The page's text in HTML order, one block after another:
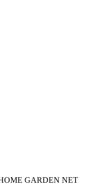
GARDEN NET